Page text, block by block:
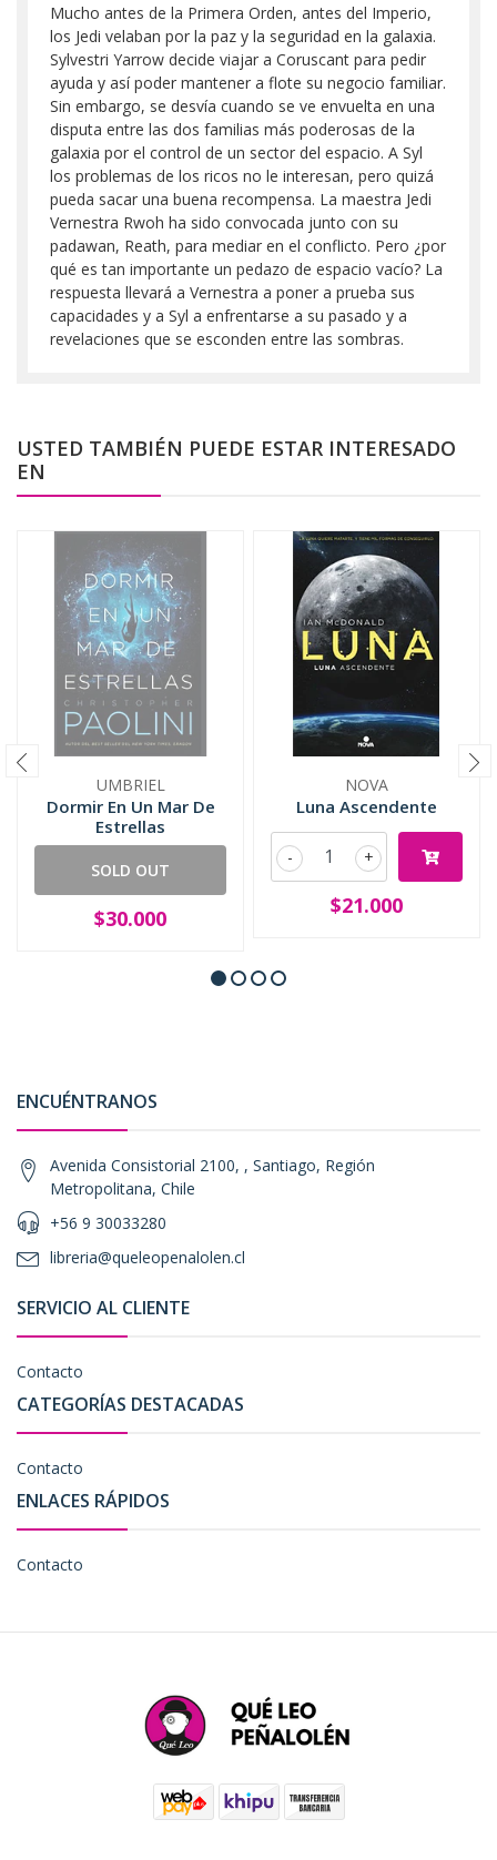
Mucho antes de la Primera Orden, antes del Imperio,
los Jedi velaban por la paz y la seguridad en la galaxia.
Sylvestri Yarrow decide viajar a Coruscant para pedir
ayuda y así poder mantener a flote su negocio familiar.
Sin embargo, se desvía cuando se ve envuelta en una
disputa entre las dos familias más poderosas de la
galaxia por el control de un sector del espacio. A Syl
los problemas de los ricos no le interesan, pero quizá
pueda sacar una buena recompensa. La maestra Jedi
Vernestra Rwoh ha sido convocada junto con su
padawan, Reath, para mediar en el conflicto. Pero ¿por
qué es tan importante un pedazo de espacio vacío? La
respuesta llevará a Vernestra a poner a prueba sus
capacidades y a Syl a enfrentarse a su pasado y a
revelaciones que se esconden entre las sombras.
USTED TAMBIÉN PUEDE ESTAR INTERESADO
EN
UMBRIEL
Dormir En Un Mar De
Estrellas
SOLD OUT
$30.000
NOVA
Luna Ascendente
+
-
$21.000
ENCUÉNTRANOS
Avenida Consistorial 2100, , Santiago, Región
Metropolitana, Chile
+56 9 30033280
libreria@queleopenalolen.cl
SERVICIO AL CLIENTE
Contacto
CATEGORÍAS DESTACADAS
Contacto
ENLACES RÁPIDOS
Contacto